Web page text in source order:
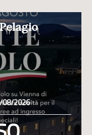
08/2026